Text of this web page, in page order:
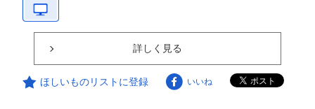
詳しく見る
ほしいものリストに登録 いいね